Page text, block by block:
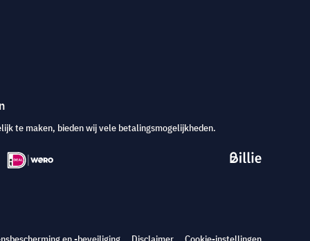
te maken, bieden wij vele betalingsmogelijkheden.